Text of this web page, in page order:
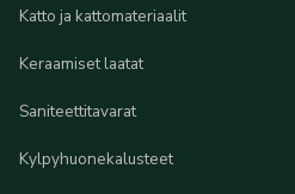
Katto ja kattomateriaalit
Keraamiset laatat
Saniteettitavarat
Kylpyhuonekalusteet